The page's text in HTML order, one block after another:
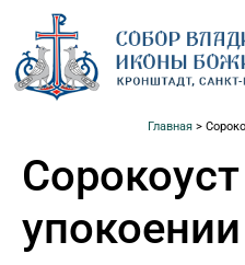
Главная>
упокоении